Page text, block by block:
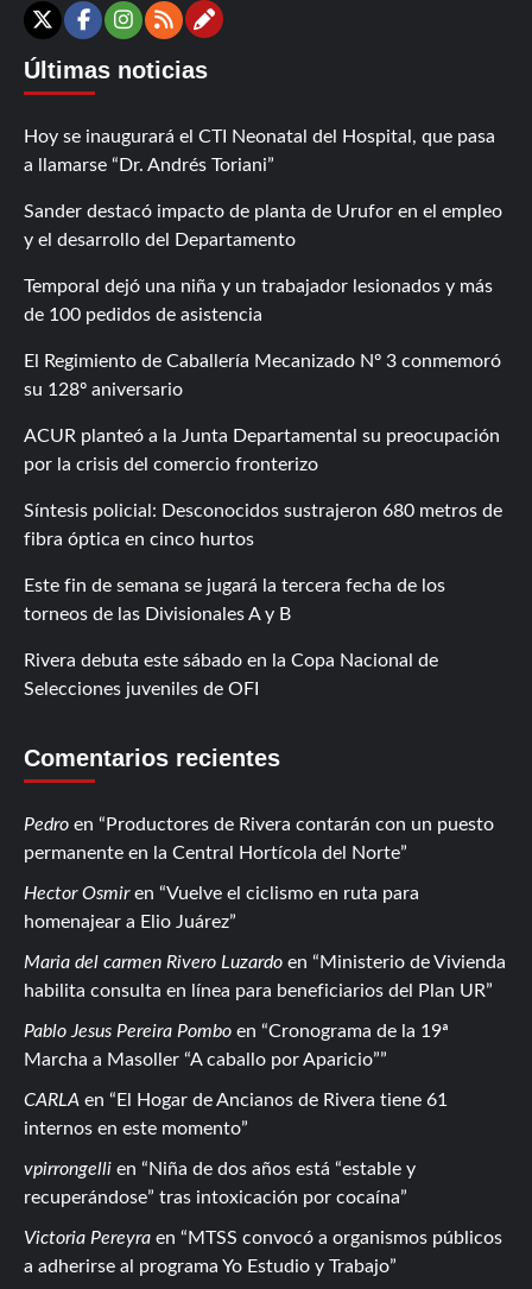
X Facebook
Instagram
RSSContáctanos
Últimas noticias
Hoy se inaugurará el CTI Neonatal del Hospital, que pasa
a llamarse “Dr. Andrés Toriani”
Sander destacó impacto de planta de Urufor en el empleo
y el desarrollo del Departamento
Temporal dejó una niña y un trabajador lesionados y más
de 100 pedidos de asistencia
El Regimiento de Caballería Mecanizado Nº 3 conmemoró
su 128º aniversario
ACUR planteó a la Junta Departamental su preocupación
por la crisis del comercio fronterizo
Síntesis policial: Desconocidos sustrajeron 680 metros de
fibra óptica en cinco hurtos
Este fin de semana se jugará la tercera fecha de los
torneos de las Divisionales A y B
Rivera debuta este sábado en la Copa Nacional de
Selecciones juveniles de OFI
Comentarios recientes
Pedro en
Productores de Rivera contarán con un puesto
permanente en la Central Hortícola del Norte
Hector Osmiren
Vuelve el ciclismo en ruta para
homenajear a Elio Juárez
Maria del carmen Rivero Luzardo en
Ministerio de Vivienda
habilita consulta en línea para beneficiarios del Plan UR
Pablo Jesus Pereira Pombo en
Cronograma de la 19ª
Marcha a Masoller “A caballo por Aparicio”
CARLA en
El Hogar de Ancianos de Rivera tiene 61
internos en este momento
vpirrongelli en
Niña de dos años está “estable y
recuperándose” tras intoxicación por cocaína
Victoria Pereyra en
MTSS convocó a organismos públicos
a adherirse al programa Yo Estudio y Trabajo